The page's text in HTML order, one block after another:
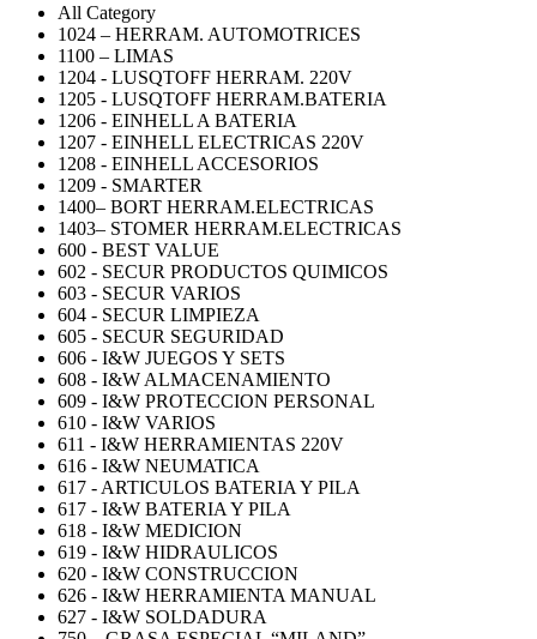
All Category
1024 – HERRAM. AUTOMOTRICES
1100 – LIMAS
1204 - LUSQTOFF HERRAM. 220V
1205 - LUSQTOFF HERRAM.BATERIA
1206 - EINHELL A BATERIA
1207 - EINHELL ELECTRICAS 220V
1208 - EINHELL ACCESORIOS
1209 - SMARTER
1400– BORT HERRAM.ELECTRICAS
1403– STOMER HERRAM.ELECTRICAS
600 - BEST VALUE
602 - SECUR PRODUCTOS QUIMICOS
603 - SECUR VARIOS
604 - SECUR LIMPIEZA
605 - SECUR SEGURIDAD
606 - I&W JUEGOS Y SETS
608 - I&W ALMACENAMIENTO
609 - I&W PROTECCION PERSONAL
610 - I&W VARIOS
611 - I&W HERRAMIENTAS 220V
616 - I&W NEUMATICA
617 - ARTICULOS BATERIA Y PILA
617 - I&W BATERIA Y PILA
618 - I&W MEDICION
619 - I&W HIDRAULICOS
620 - I&W CONSTRUCCION
626 - I&W HERRAMIENTA MANUAL
627 - I&W SOLDADURA